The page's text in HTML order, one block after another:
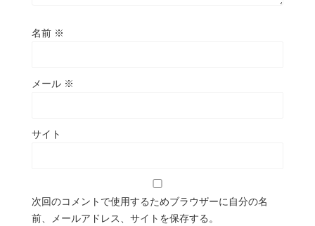
名前 ※
メール ※
サイト
次回のコメントで使用するためブラウザーに自分の名
前、メールアドレス、サイトを保存する。